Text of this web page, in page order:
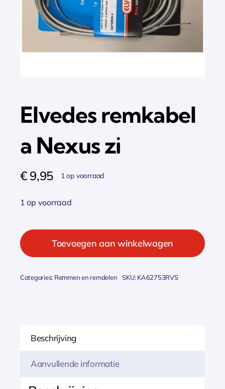
Elvedes remkabel
a Nexus zi
€9,95 1 op voorraad
1 op voorraad
remkabel
zi
Toevoegen aan winkelwagen
Categories: Remmen en remdelen SKU:KA62753RVS
Beschrijving
Aanvullende informatie